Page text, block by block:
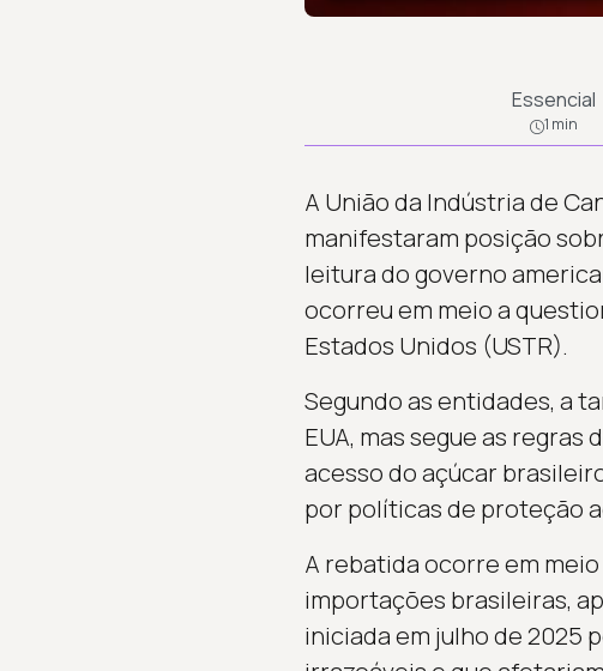
Essencial
1 min
A União da Indústria de
manifestaram posição
leitura do governo
ocorreu em meio a
Estados Unidos (USTR).
Segundo as entidades, a
EUA, mas segue as
acesso do açúcar
por políticas de proteção
A rebatida ocorre em
importações brasileiras,
iniciada em julho de 2025